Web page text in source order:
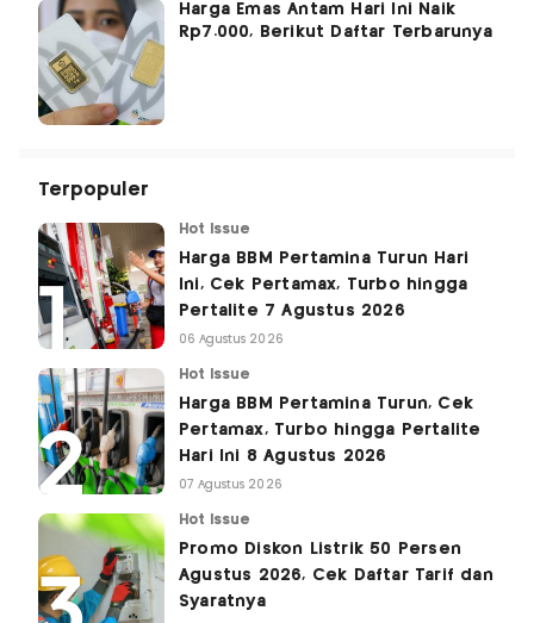
Harga Emas Antam Hari Ini Naik
Rp7.000, Berikut Daftar Terbarunya
Terpopuler
Hot Issue
Harga BBM Pertamina Turun Hari
Ini, Cek Pertamax, Turbo hingga
Pertalite 7 Agustus 2026
06 Agustus 2026
Hot Issue
Harga BBM Pertamina Turun, Cek
Pertamax, Turbo hingga Pertalite
Hari Ini 8 Agustus 2026
07 Agustus 2026
Hot Issue
Promo Diskon Listrik 50 Persen
Agustus 2026, Cek Daftar Tarif dan
Syaratnya